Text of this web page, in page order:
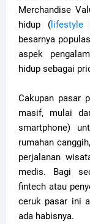
Merchandise
hidup (lifestyle
besarnya
aspek
hidup sebagai
Cakupan pasar
masif, mulai
smartphone)
rumahan
perjalanan
medis. Bagi
fintech atau
ceruk pasar ini
ada habisnya.